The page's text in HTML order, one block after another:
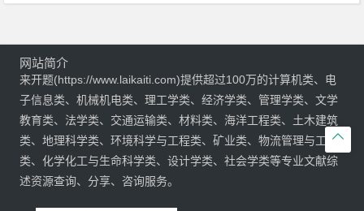

网站简介
来开题(https://www.laikaiti.com)提供超过100万的计算机类、电
子信息类、机械机电类、理工学类、经济学类、管理学类、文学
教育类、法学类、交通运输类、材料类、海洋工程类、土木建筑
类、地理科学类、环境科学与工程类、矿业类、物流管理与工程
类、化学化工与生命科学类、设计学类、社会学类等专业文献综
述资源查询、分享、咨询服务。